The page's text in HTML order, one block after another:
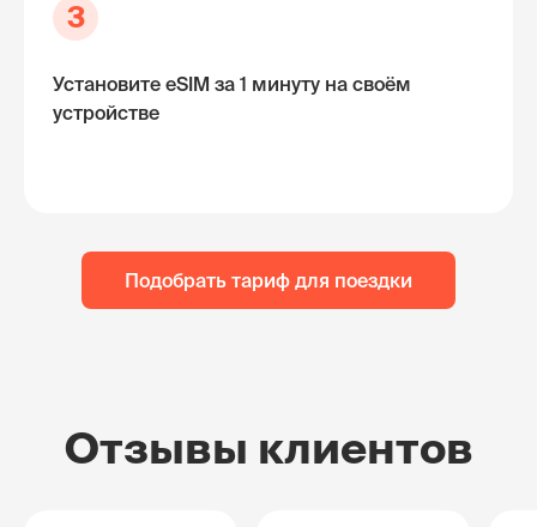
3
Установите eSIM за 1 минуту на своём
устройстве
Подобрать тариф для поездки
Отзывы клиентов